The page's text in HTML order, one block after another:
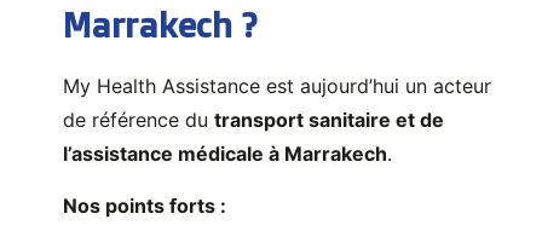
Marrakech ?
My Health Assistance est aujourd’hui un acteur
de référence dutransport sanitaire et de
l’assistance médicale à Marrakech.
Nos points forts :